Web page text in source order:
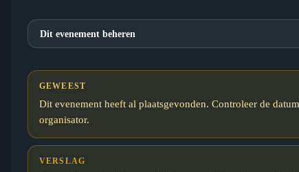
Dit evenement beheren
GEWEEST
Dit evenement heeft al plaatsgevonden. Controleer de
organisator.
VERSLAG